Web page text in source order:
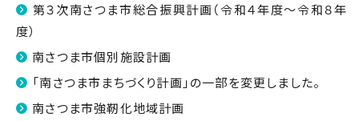
第３次南さつま市総合振興計画（令和４年度～令和８年
度）
南さつま市個別施設計画
「南さつま市まちづくり計画」の一部を変更しました。
南さつま市強靭化地域計画